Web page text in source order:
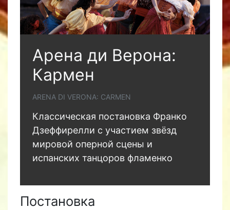
Арена ди Верона:
Кармен
ARENA DI VERONA: CARMEN
Классическая постановка Франко
Дзеффирелли с участием звёзд
мировой оперной сцены и
испанских танцоров фламенко
Постановка